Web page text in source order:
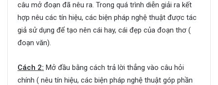
câu mở đoạn đã nêu ra. Trong quá trình diễn giải ra kết
hợp nêu các tín hiệu, các biện pháp nghệ thuật được tác
giả sử dụng để tạo nên cái hay, cái đẹp của đoạn thơ (
đoạn văn).
Cách 2: Mở đầu bằng cách trả lời thẳng vào câu hỏi
chính ( nêu tín hiệu, các biện pháp nghệ thuật góp phần